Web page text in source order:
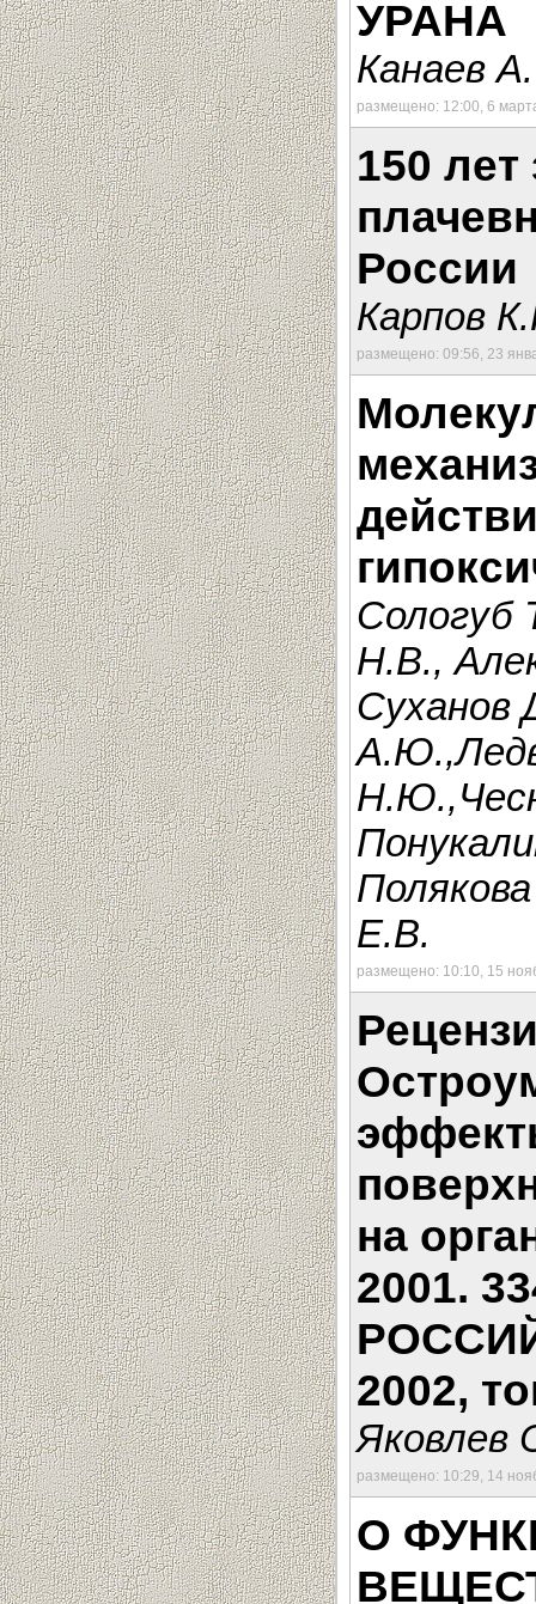
УРАНА
Канаев
размещено: 12:00, 6
150
России
Карпов
размещено: 09:56, 23
Сологуб
Н.В.,
Суханов
Е.В.
размещено: 10:10, 15
на
2001.
2002,
Яковлев
размещено: 10:29, 14
О